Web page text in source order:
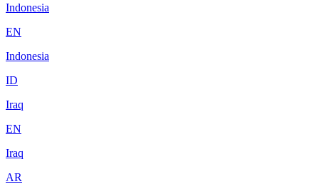
Indonesia
EN
Indonesia
ID
Iraq
EN
Iraq
AR